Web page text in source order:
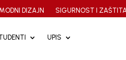
DIZAJN SIGURNOST I
UPIS
UPIS